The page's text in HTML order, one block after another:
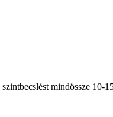
mindössze 10-